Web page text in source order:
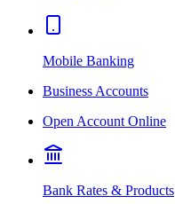
Mobile Banking
Business Accounts
Open Account Online
Bank Rates & Products